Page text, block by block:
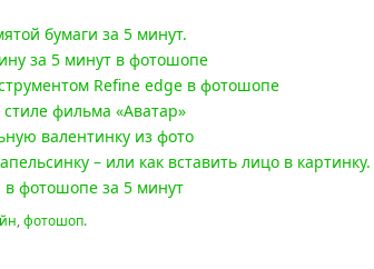
бумаги за 5 минут.
за 5 минут в фотошопе
Refine edge в фотошопе
фильма «Аватар»
валентинку из фото
– или как вставить лицо в картинку.
в фотошопе за 5 минут
,фотошоп.